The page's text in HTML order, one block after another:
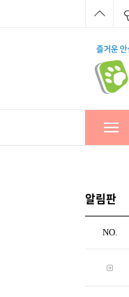
알림판
NO.